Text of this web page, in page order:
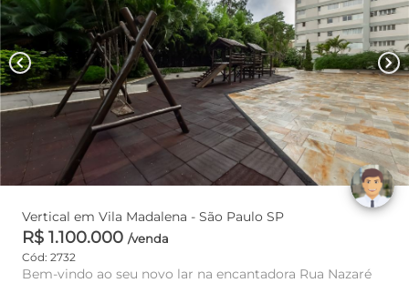
chevron_left chevron_right
Vertical em Vila Madalena - São Paulo SP
R$ 1.100.000 /venda
Cód: 2732
Bem-vindo ao seu novo lar na encantadora Rua Nazaré